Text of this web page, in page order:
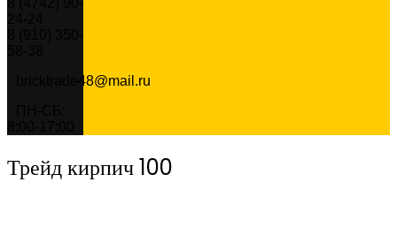
bricktrade48@mail.ru
Трейд кирпич 100